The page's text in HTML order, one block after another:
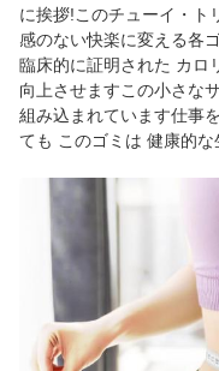
に挨拶!このチューイ・ト
感のない快楽に変える各
臨床的に証明された カロ
向上させますこの小さな
組み込まれています仕事
ても このゴミは 健康的